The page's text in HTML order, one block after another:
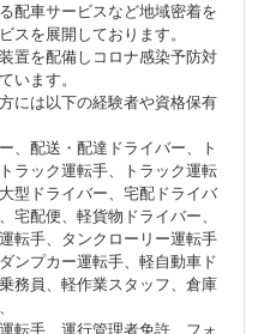
配車サービスなど地域密着を
スを展開しております。
置を配備しコロナ感染予防対
います。
には以下の経験者や資格保有
、配送・配達ドライバー、ト
ラック運転手、トラック運転
型ドライバー、宅配ドライバ
宅配便、軽貨物ドライバー、
転手、タンクローリー運転手
ンプカー運転手、軽自動車ド
務員、軽作業スタッフ、倉庫
転手、運行管理者免許、フォ